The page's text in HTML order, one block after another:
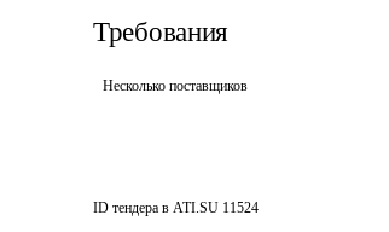
Требования
Несколько поставщиков
ID тендера в ATI.SU 11524